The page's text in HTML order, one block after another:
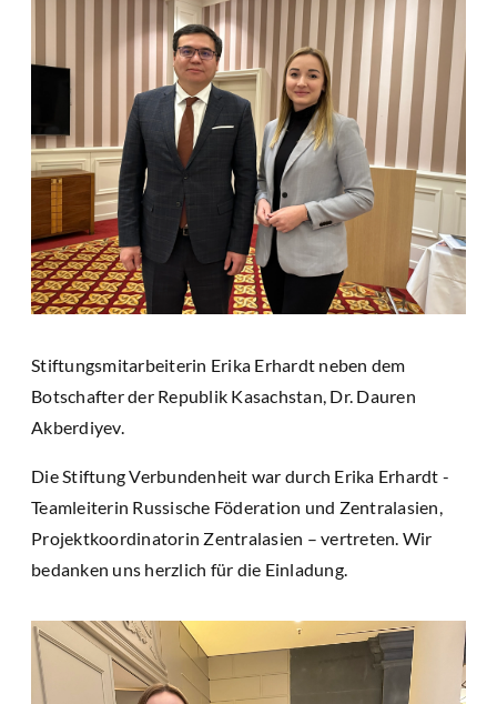
Stiftungsmitarbeiterin Erika Erhardt neben dem
Botschafter der Republik Kasachstan, Dr. Dauren
Akberdiyev.
Die Stiftung Verbundenheit war durch Erika Erhardt -
Teamleiterin Russische Föderation und Zentralasien,
Projektkoordinatorin Zentralasien – vertreten. Wir
bedanken uns herzlich für die Einladung.